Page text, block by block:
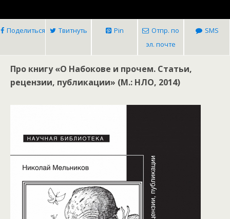
Поделиться Твитнуть Pin
Отпр. по
эл. почте
SMS
Про книгу «О Набокове и прочем. Статьи,
рецензии, публикации» (М.: НЛО, 2014)